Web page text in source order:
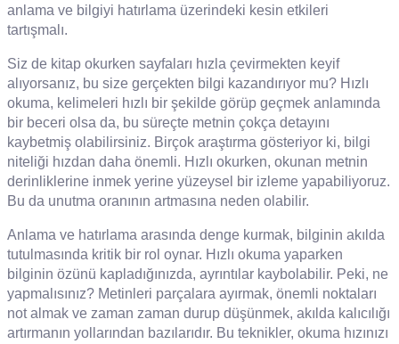
anlama ve bilgiyi hatırlama üzerindeki kesin etkileri
tartışmalı.
Siz de kitap okurken sayfaları hızla çevirmekten keyif
alıyorsanız, bu size gerçekten bilgi kazandırıyor mu? Hızlı
okuma, kelimeleri hızlı bir şekilde görüp geçmek anlamında
bir beceri olsa da, bu süreçte metnin çokça detayını
kaybetmiş olabilirsiniz. Birçok araştırma gösteriyor ki, bilgi
niteliği hızdan daha önemli. Hızlı okurken, okunan metnin
derinliklerine inmek yerine yüzeysel bir izleme yapabiliyoruz.
Bu da unutma oranının artmasına neden olabilir.
Anlama ve hatırlama arasında denge kurmak, bilginin akılda
tutulmasında kritik bir rol oynar. Hızlı okuma yaparken
bilginin özünü kapladığınızda, ayrıntılar kaybolabilir. Peki, ne
yapmalısınız? Metinleri parçalara ayırmak, önemli noktaları
not almak ve zaman zaman durup düşünmek, akılda kalıcılığı
artırmanın yollarından bazılarıdır. Bu teknikler, okuma hızınızı